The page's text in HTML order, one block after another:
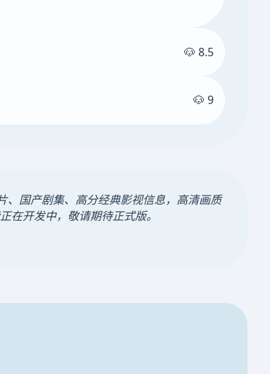
🐶 8.5
🐶 9
国产剧集、高分经典影视信息，高清画质
开发中，敬请期待正式版。